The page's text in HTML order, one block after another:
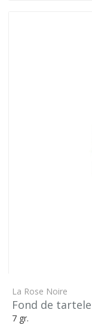
La Rose Noire
Fond de
7 gr.